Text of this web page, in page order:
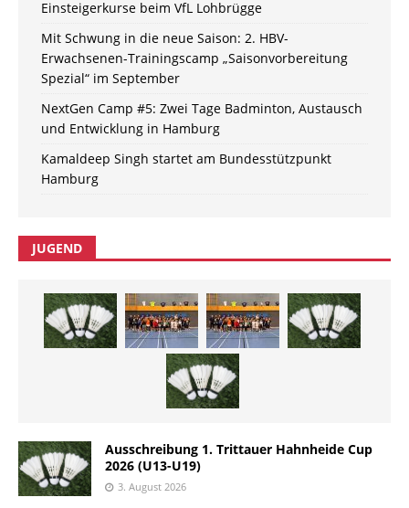
Einsteigerkurse beim VfL Lohbrügge
Mit Schwung in die neue Saison: 2. HBV-
Erwachsenen-Trainingscamp „Saisonvorbereitung
Spezial“ im September
NextGen Camp #5: Zwei Tage Badminton, Austausch
und Entwicklung in Hamburg
Kamaldeep Singh startet am Bundesstützpunkt
Hamburg
JUGEND
Ausschreibung 1. Trittauer Hahnheide Cup
2026 (U13-U19)
3. August 2026